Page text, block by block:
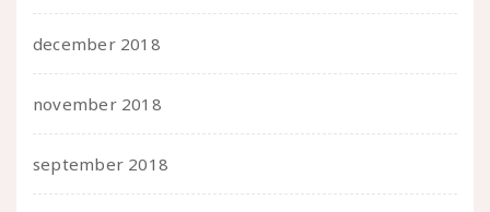
december 2018
november 2018
september 2018